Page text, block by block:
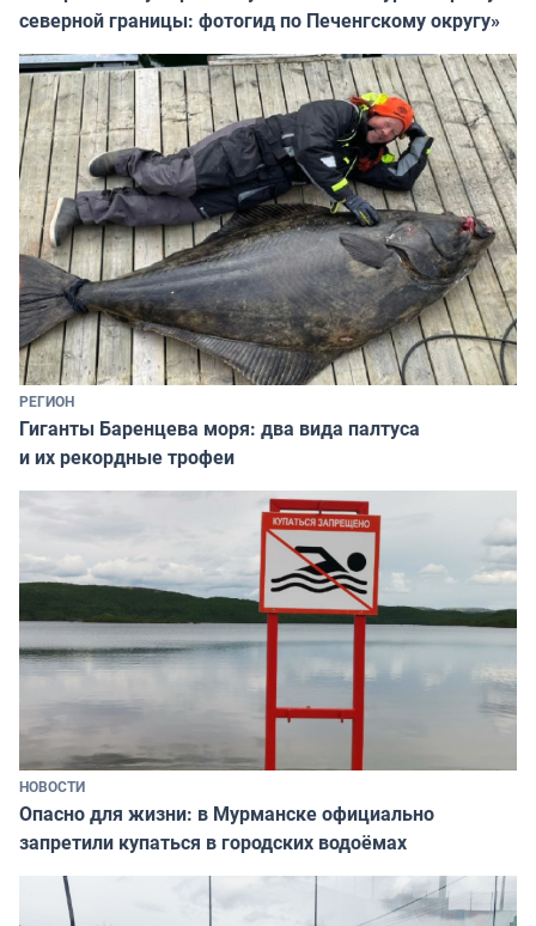
северной границы: фотогид по Печенгскому округу»
РЕГИОН
Гиганты Баренцева моря: два вида палтуса
и их рекордные трофеи
НОВОСТИ
Опасно для жизни: в Мурманске официально
запретили купаться в городских водоёмах